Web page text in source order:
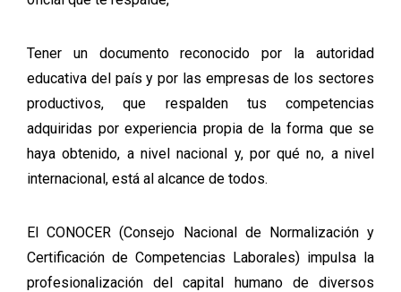
Tener un documento reconocido por la autoridad
educativa del país y por las empresas de los sectores
productivos, que respalden tus competencias
adquiridas por experiencia propia de la forma que se
haya obtenido, a nivel nacional y, por qué no, a nivel
internacional, está al alcance de todos.
El CONOCER (Consejo Nacional de Normalización y
Certificación de Competencias Laborales) impulsa la
profesionalización del capital humano de diversos